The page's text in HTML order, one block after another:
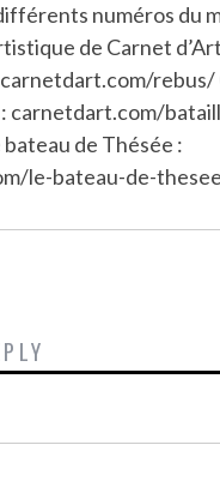
numéros du
de Carnet
carnetdart.com/rebus/
: carnetdart.com/
bateau de Thésée :
le-bateau-de-